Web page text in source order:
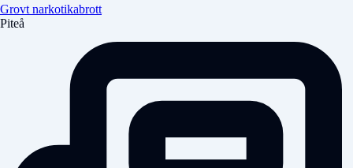
Grovt narkotikabrott
Piteå